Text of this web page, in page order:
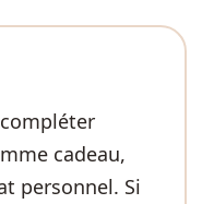
cadeau,
personnel. Si